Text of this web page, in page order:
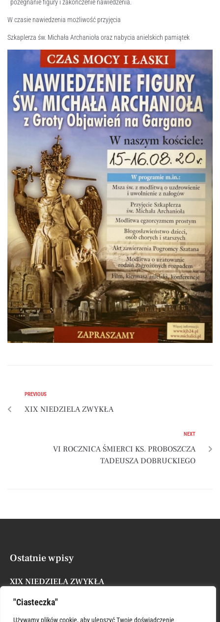
"Ciasteczka"
Używamy plików cookie, aby ulepszyć Twoje doświadczenie
pożegnanie figury i zakończenie nawiedzenia.
W czasie nawiedzenia możliwość przyjęcia
Szkaplerza św. Michała Archanioła oraz nabycia anielskich pamiątek
PREVIOUS
XIX NIEDZIELA ZWYKŁA
NEXT
VI ROCZNICA ŚMIERCI KS. PROBOSZCZA
TADEUSZA DOBRUCKIEGO
Ostatnie wpisy
XIX NIEDZIELA ZWYKŁA
XVIII NIEDZIELA ZWYKŁA